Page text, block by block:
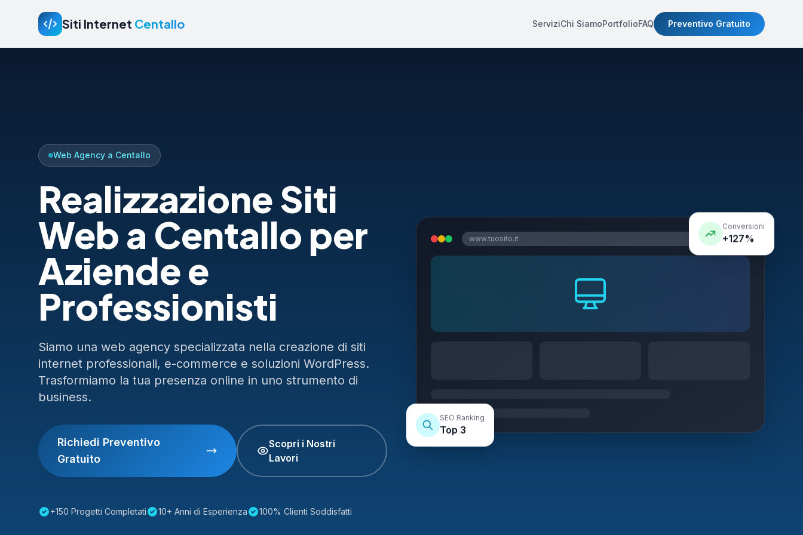
Siti Internet Centallo ServiziChi SiamoPortfolioFAQ Preventivo Gratuito
Web Agency a Centallo
Realizzazione Siti
Web a Centallo per
Aziende e
Professionisti
Siamo una web agency specializzata nella creazione di siti
internet professionali, e-commerce e soluzioni WordPress.
Trasformiamo la tua presenza online in uno strumento di
business.
Richiedi Preventivo
Gratuito
Scopri i Nostri
Lavori
+150 Progetti Completati 10+ Anni di Esperienza 100% Clienti Soddisfatti
www.tuosito.it
Conversioni
+127%
SEO Ranking
Top 3